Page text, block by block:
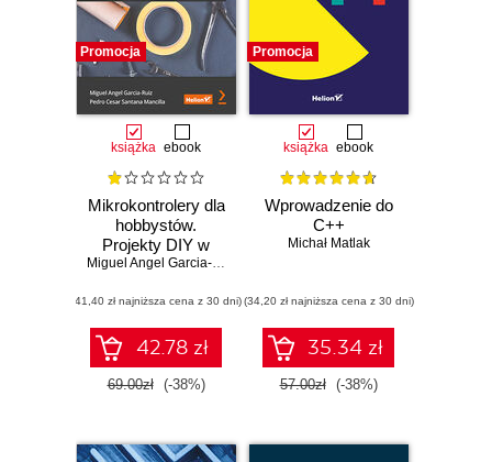
Promocja
książka ebook
Mikrokontrolery dla
hobbystów.
Projekty DIY w
języku C i C++ Miguel Angel Garcia-Ruiz
(41,40 zł najniższa cena z 30 dni)
42.78 zł
69.00zł (-38%)
Promocja
książka ebook
Wprowadzenie do
C++
Michał Matlak
(34,20 zł najniższa cena z 30 dni)
35.34 zł
57.00zł (-38%)